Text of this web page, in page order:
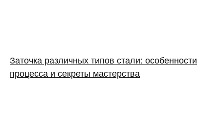
Заточка различных типов стали: особенности
процесса и секреты мастерства